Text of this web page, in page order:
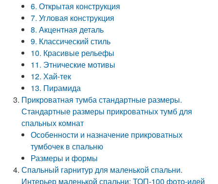
6. Открытая конструкция
7. Угловая конструкция
8. Акцентная деталь
9. Классический стиль
10. Красивые рельефы
11. Этнические мотивы
12. Хай-тек
13. Пирамида
Прикроватная тумба стандартные размеры.
Стандартные размеры прикроватных тумб для
спальных комнат
Особенности и назначение прикроватных
тумбочек в спальню
Размеры и формы
Спальный гарнитур для маленькой спальни.
Интерьер маленькой спальни: ТОП-100 фото-идей